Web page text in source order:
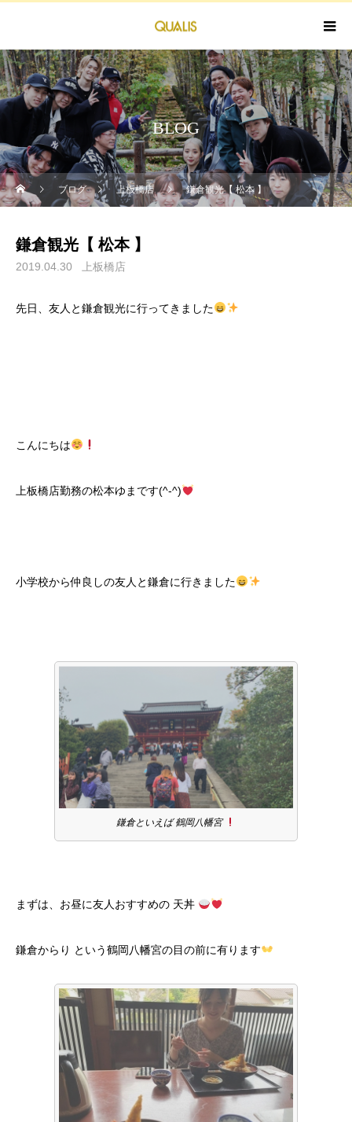
BLOG
ブログ 上板橋店 鎌倉観光【 松本 】
鎌倉観光【 松本 】
2019.04.30 上板橋店
先日、友人と鎌倉観光に行ってきました
こんにちは
上板橋店勤務の松本ゆまです(^-^)
小学校から仲良しの友人と鎌倉に行きました
鎌倉といえば 鶴岡八幡宮
まずは、お昼に友人おすすめの 天丼
鎌倉からり という鶴岡八幡宮の目の前に有ります